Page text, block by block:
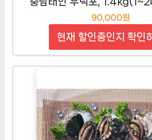
90,000원
현재 할인중인지 확인